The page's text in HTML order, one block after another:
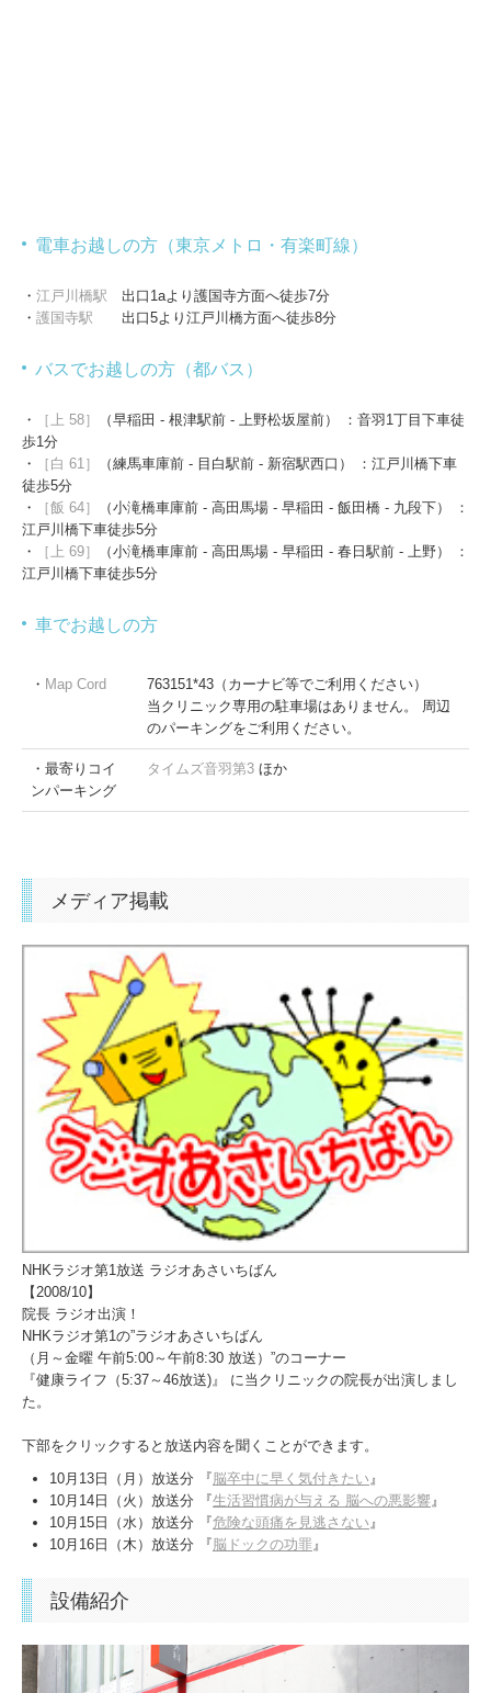
電車お越しの方（東京メトロ・有楽町線）
・ 江戸川橋駅 出口1aより護国寺方面へ徒歩7分
・ 護国寺駅 出口5より江戸川橋方面へ徒歩8分
バスでお越しの方（都バス）
・ ［上 58］
（早稲田 - 根津駅前 - 上野松坂屋前） ：音羽1丁目下車徒
歩1分
・
［白 61］
（練馬車庫前 - 目白駅前 - 新宿駅西口） ：江戸川橋下車
徒歩5分
・
［飯 64］
（小滝橋車庫前 - 高田馬場 - 早稲田 - 飯田橋 - 九段下） ：
江戸川橋下車徒歩5分
・
［上 69］
（小滝橋車庫前 - 高田馬場 - 早稲田 - 春日駅前 - 上野） ：
江戸川橋下車徒歩5分
車でお越しの方
・ Map Cord
763151*43（カーナビ等でご利用ください）
当クリニック専用の駐車場はありません。 周辺
のパーキングをご利用ください。
・最寄りコイ
ンパーキング
タイムズ音羽第3 ほか
メディア掲載
NHKラジオ第1放送 ラジオあさいちばん
【2008/10】
院長 ラジオ出演！
NHKラジオ第1の”ラジオあさいちばん
（月～金曜 午前5:00～午前8:30 放送）”のコーナー
『健康ライフ（5:37～46放送)』 に当クリニックの院長が出演しまし
た。
下部をクリックすると放送内容を聞くことができます。
10月13日（月）放送分 『脳卒中に早く気付きたい』
10月14日（火）放送分 『生活習慣病が与える 脳への悪影響』
10月15日（水）放送分 『危険な頭痛を見逃さない』
10月16日（木）放送分 『脳ドックの功罪』
設備紹介